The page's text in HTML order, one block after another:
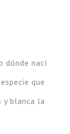
dónde nací
que
y blanca la